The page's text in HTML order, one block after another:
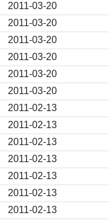
2011-03-20
2011-03-20
2011-03-20
2011-03-20
2011-03-20
2011-03-20
2011-02-13
2011-02-13
2011-02-13
2011-02-13
2011-02-13
2011-02-13
2011-02-13